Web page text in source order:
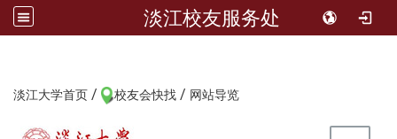
淡江校友服务处
淡江大学首页 / 校友会快找 / 网站导览